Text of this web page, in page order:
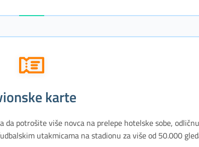
karte
potrošite više novca na prelepe hotelske sobe,
utakmicama na stadionu za više od 50.000